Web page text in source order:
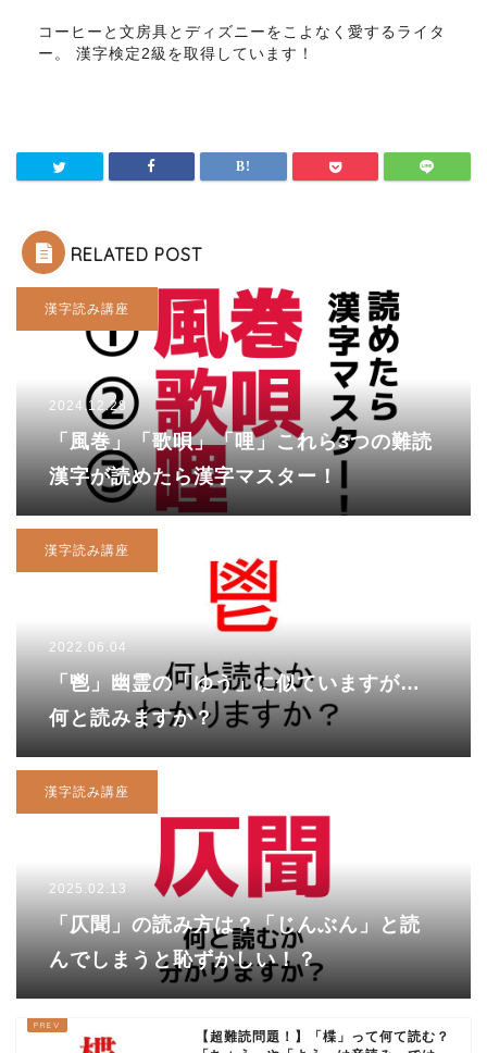
コーヒーと文房具とディズニーをこよなく愛するライタ
ー。 漢字検定2級を取得しています！
RELATED POST
漢字読み講座
2024.12.28
「風巻」「歌唄」「哩」これら3つの難読
漢字が読めたら漢字マスター！
漢字読み講座
2022.06.04
「鬯」幽霊の「ゆう」に似ていますが…
何と読みますか？
漢字読み講座
2025.02.13
「仄聞」の読み方は？「じんぶん」と読
んでしまうと恥ずかしい！？
【超難読問題！】「楪」って何て読む？